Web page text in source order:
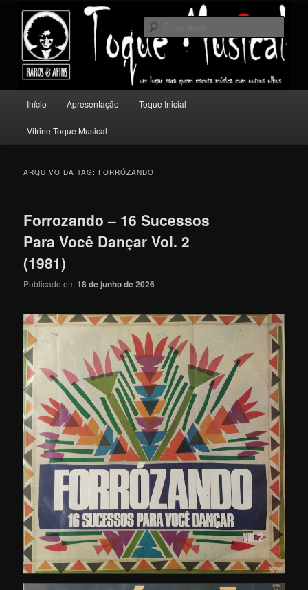
conteúdo
principal
conteúdo
secundário
Toque Musical
Um lugar para quem escuta música com outros olhos.
principal
Início Apresentação Toque Inicial
Vitrine Toque Musical
ARQUIVO DA TAG: FORRÓZANDO
Forrozando – 16 Sucessos
Para Você Dançar Vol. 2
(1981)
Publicado em18 de junho de 2026